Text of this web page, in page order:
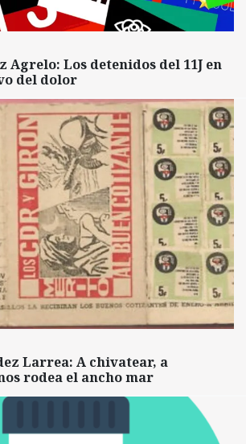
Agrelo: Los detenidos del 11J en
del dolor
Larrea: A chivatear, a
rodea el ancho mar